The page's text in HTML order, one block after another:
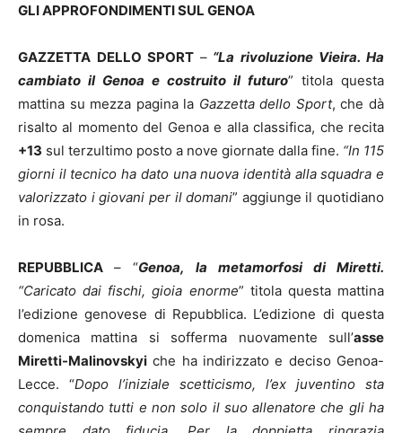
GLI APPROFONDIMENTI SUL GENOA
GAZZETTA DELLO SPORT –“La rivoluzione Vieira. Ha
cambiato il Genoa e costruito il futuro” titola questa
mattina su mezza pagina la Gazzetta dello Sport, che dà
risalto al momento del Genoa e alla classifica, che recita
+13 sul terzultimo posto a nove giornate dalla fine. “In 115
giorni il tecnico ha dato una nuova identità alla squadra e
valorizzato i giovani per il domani” aggiunge il quotidiano
in rosa.
REPUBBLICA– “Genoa, la metamorfosi di Miretti.
“Caricato dai fischi, gioia enorme” titola questa mattina
l’edizione genovese di Repubblica. L’edizione di questa
domenica mattina si sofferma nuovamente sull’asse
Miretti-Malinovskyi che ha indirizzato e deciso Genoa-
Lecce. “Dopo l’iniziale scetticismo, l’ex juventino sta
conquistando tutti e non solo il suo allenatore che gli ha